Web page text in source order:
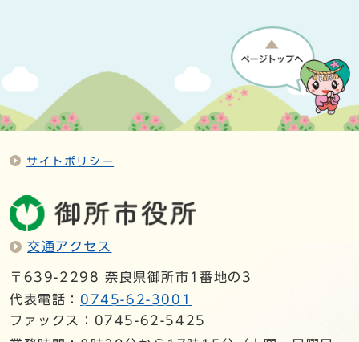
サイトポリシー
交通アクセス
〒639-2298 奈良県御所市1番地の3
代表電話： 0745-62-3001
ファックス：0745-62-5425